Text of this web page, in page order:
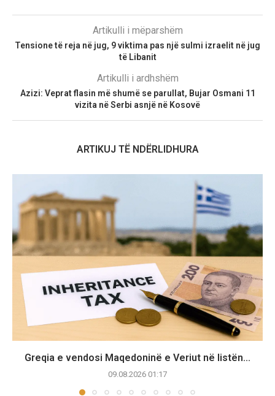
Artikulli i mëparshëm
Tensione të reja në jug, 9 viktima pas një sulmi izraelit në jug
të Libanit
Artikulli i ardhshëm
Azizi: Veprat flasin më shumë se parullat, Bujar Osmani 11
vizita në Serbi asnjë në Kosovë
ARTIKUJ TË NDËRLIDHURA
Greqia e vendosi Maqedoninë e Veriut në listën...
09.08.2026 01:17